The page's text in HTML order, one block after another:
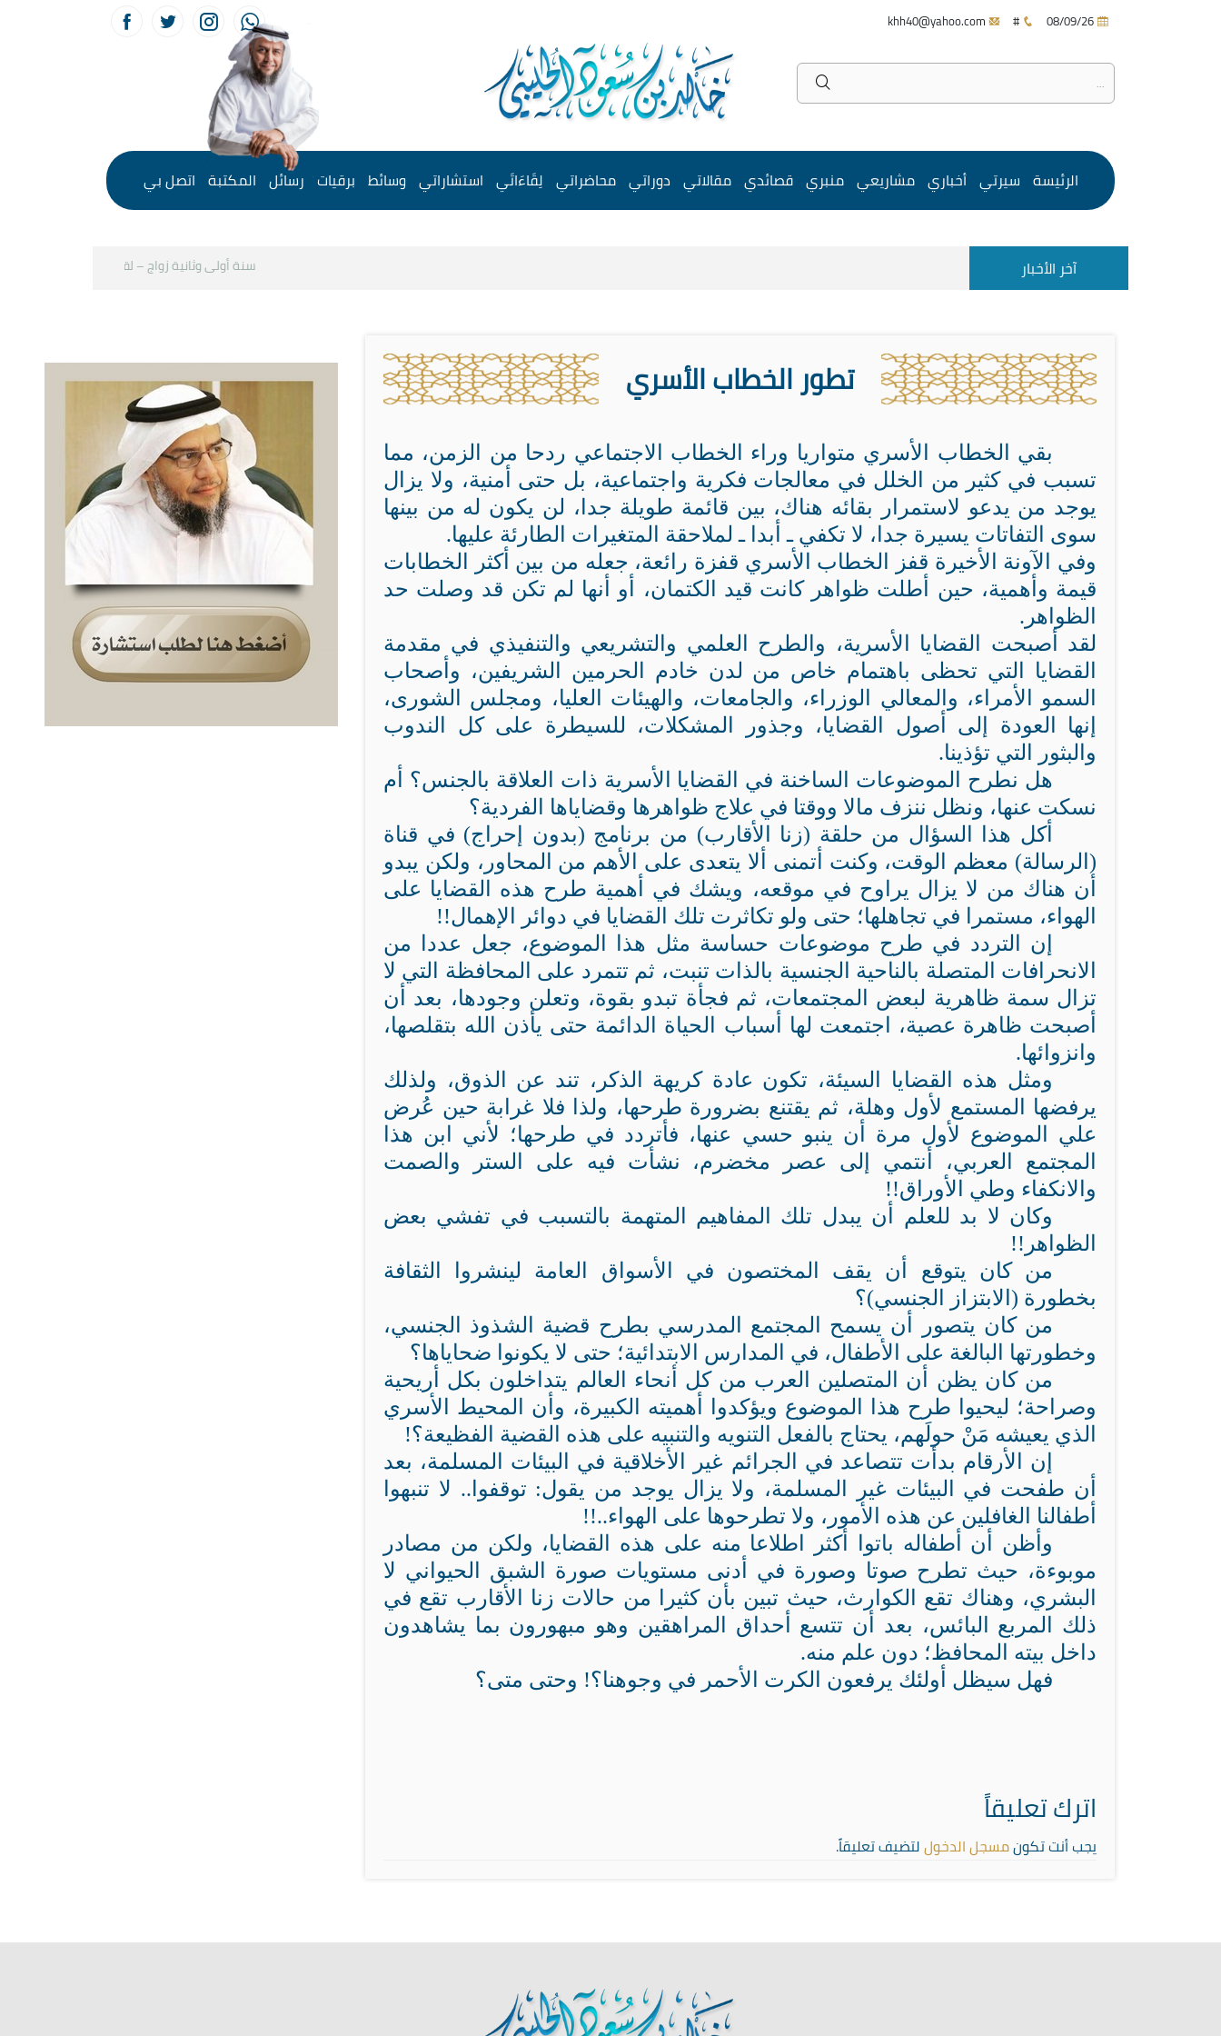
#
الرئيسة سيرتي أخباري مشاريعي منبري قصائدي مقالاتي دوراتي محاضراتي لِقَاءَاتَي استشاراتي وسائط برقيات رسائل المكتبة اتصل بي
آخر الأخبار سنة أولى وثانية زواج – لقاء مع د.خالد الحليبي
تطور الخطاب الأسري
بقي الخطاب الأسري متواريا وراء الخطاب الاجتماعي ردحا من الزمن، مما
تسبب في كثير من الخلل في معالجات فكرية واجتماعية، بل حتى أمنية، ولا يزال
يوجد من يدعو لاستمرار بقائه هناك، بين قائمة طويلة جدا، لن يكون له من بينها
سوى التفاتات يسيرة جدا، لا تكفي ـ أبدا ـ لملاحقة المتغيرات الطارئة عليها.
وفي الآونة الأخيرة قفز الخطاب الأسري قفزة رائعة، جعله من بين أكثر الخطابات
قيمة وأهمية، حين أطلت ظواهر كانت قيد الكتمان، أو أنها لم تكن قد وصلت حد
الظواهر.
لقد أصبحت القضايا الأسرية، والطرح العلمي والتشريعي والتنفيذي في مقدمة
القضايا التي تحظى باهتمام خاص من لدن خادم الحرمين الشريفين، وأصحاب
السمو الأمراء، والمعالي الوزراء، والجامعات، والهيئات العليا، ومجلس الشورى،
إنها العودة إلى أصول القضايا، وجذور المشكلات، للسيطرة على كل الندوب
والبثور التي تؤذينا.
هل نطرح الموضوعات الساخنة في القضايا الأسرية ذات العلاقة بالجنس؟ أم
نسكت عنها، ونظل ننزف مالا ووقتا في علاج ظواهرها وقضاياها الفردية؟
أكل هذا السؤال من حلقة (زنا الأقارب) من برنامج (بدون إحراج) في قناة
(الرسالة) معظم الوقت، وكنت أتمنى ألا يتعدى على الأهم من المحاور، ولكن يبدو
أن هناك من لا يزال يراوح في موقعه، ويشك في أهمية طرح هذه القضايا على
الهواء، مستمرا في تجاهلها؛ حتى ولو تكاثرت تلك القضايا في دوائر الإهمال!!
إن التردد في طرح موضوعات حساسة مثل هذا الموضوع، جعل عددا من
الانحرافات المتصلة بالناحية الجنسية بالذات تنبت، ثم تتمرد على المحافظة التي لا
تزال سمة ظاهرية لبعض المجتمعات، ثم فجأة تبدو بقوة، وتعلن وجودها، بعد أن
أصبحت ظاهرة عصية، اجتمعت لها أسباب الحياة الدائمة حتى يأذن الله بتقلصها،
وانزوائها.
ومثل هذه القضايا السيئة، تكون عادة كريهة الذكر، تند عن الذوق، ولذلك
يرفضها المستمع لأول وهلة، ثم يقتنع بضرورة طرحها، ولذا فلا غرابة حين عُرض
علي الموضوع لأول مرة أن ينبو حسي عنها، فأتردد في طرحها؛ لأني ابن هذا
المجتمع العربي، أنتمي إلى عصر مخضرم، نشأت فيه على الستر والصمت
والانكفاء وطي الأوراق!!
وكان لا بد للعلم أن يبدل تلك المفاهيم المتهمة بالتسبب في تفشي بعض
الظواهر!!
من كان يتوقع أن يقف المختصون في الأسواق العامة لينشروا الثقافة
بخطورة (الابتزاز الجنسي)؟
من كان يتصور أن يسمح المجتمع المدرسي بطرح قضية الشذوذ الجنسي،
وخطورتها البالغة على الأطفال، في المدارس الابتدائية؛ حتى لا يكونوا ضحاياها؟
من كان يظن أن المتصلين العرب من كل أنحاء العالم يتداخلون بكل أريحية
وصراحة؛ ليحيوا طرح هذا الموضوع ويؤكدوا أهميته الكبيرة، وأن المحيط الأسري
الذي يعيشه مَنْ حولَهم، يحتاج بالفعل التنويه والتنبيه على هذه القضية الفظيعة؟!
إن الأرقام بدأت تتصاعد في الجرائم غير الأخلاقية في البيئات المسلمة، بعد
أن طفحت في البيئات غير المسلمة، ولا يزال يوجد من يقول: توقفوا.. لا تنبهوا
أطفالنا الغافلين عن هذه الأمور، ولا تطرحوها على الهواء..!!
وأظن أن أطفاله باتوا أكثر اطلاعا منه على هذه القضايا، ولكن من مصادر
موبوءة، حيث تطرح صوتا وصورة في أدنى مستويات صورة الشبق الحيواني لا
البشري، وهناك تقع الكوارث، حيث تبين بأن كثيرا من حالات زنا الأقارب تقع في
ذلك المربع البائس، بعد أن تتسع أحداق المراهقين وهو مبهورون بما يشاهدون
داخل بيته المحافظ؛ دون علم منه.
فهل سيظل أولئك يرفعون الكرت الأحمر في وجوهنا؟! وحتى متى؟
اترك تعليقاً
يجب أنت تكونمسجل الدخوللتضيف تعليقاً.